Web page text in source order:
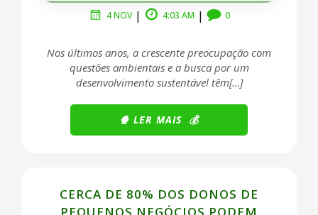
4 NOV | 4:03 AM | 0
Nos últimos anos, a crescente preocupação com
questões ambientais e a busca por um
desenvolvimento sustentável têm[…]
🍿 LER MAIS 💰
CERCA DE 80% DOS DONOS DE